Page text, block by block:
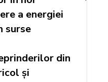
a energiei
surse
din
și